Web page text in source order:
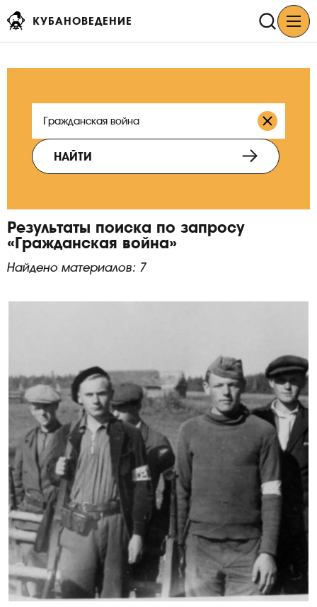
КУБАНОВЕДЕНИЕ
НАЙТИ
Результаты поиска по запросу
«Гражданская война»
Найдено материалов: 7